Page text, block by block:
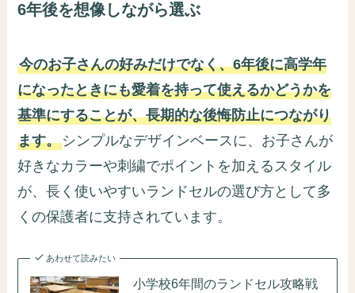
6年後を想像しながら選ぶ
今のお子さんの好みだけでなく、6年後に高学年
になったときにも愛着を持って使えるかどうかを
基準にすることが、長期的な後悔防止につながり
ます。シンプルなデザインベースに、お子さんが
好きなカラーや刺繍でポイントを加えるスタイル
が、長く使いやすいランドセルの選び方として多
くの保護者に支持されています。
あわせて読みたい
小学校6年間のランドセル攻略戦